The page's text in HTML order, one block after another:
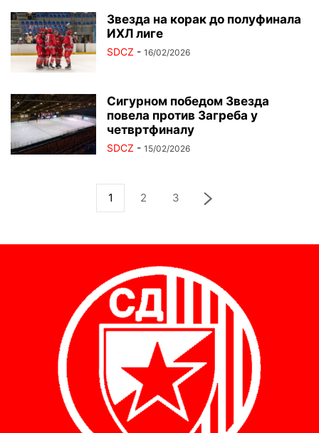
Звезда на корак до полуфинала
ИХЛ лиге
SDCZ - 16/02/2026
Сигурном победом Звезда
повела против Загреба у
четвртфиналу
SDCZ - 15/02/2026
1 2 3